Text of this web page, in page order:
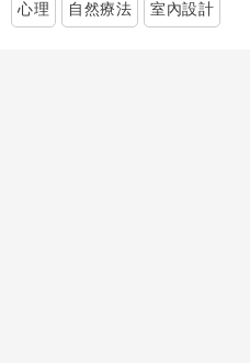
心理 自然療法 室內設計